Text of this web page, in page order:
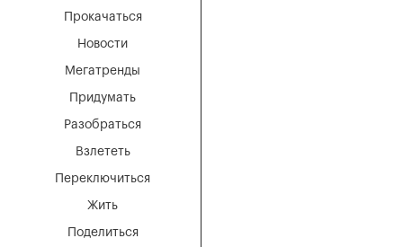
Мегатренды
Придумать
Разобраться
Взлететь
Новости
Переключиться
Жить
Поделиться
Прокачаться